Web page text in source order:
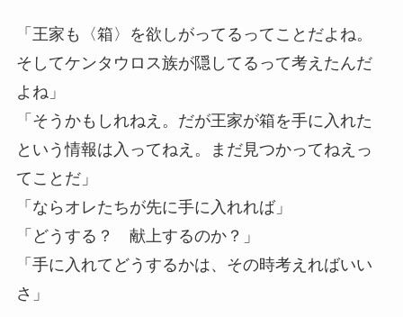
「王家も〈箱〉を欲しがってるってことだよね。
そしてケンタウロス族が隠してるって考えたんだ
よね」
「そうかもしれねえ。だが王家が箱を手に入れた
という情報は入ってねえ。まだ見つかってねえっ
てことだ」
「ならオレたちが先に手に入れれば」
「どうする？ 献上するのか？」
「手に入れてどうするかは、その時考えればいい
さ」